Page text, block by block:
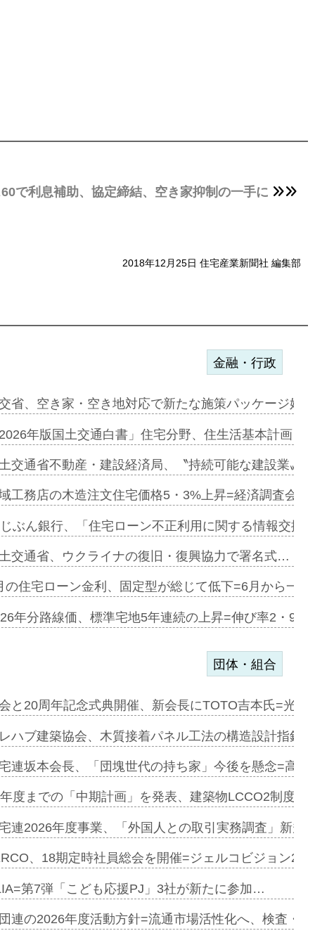
で利息補助、協定締結、空き家抑制の一手に
2018年12月25日 住宅産業新聞社 編集部
ミーレキ…
も城南エ…
合型の賃…
ンカフェ…
業=お互…
コリビング…
る2階建…
第1弾が開…
金融・行政
省、空き家・空き地対応で新たな施策パッケージ始
年版国土交通白書」住宅分野、住生活基本計画を
交通省不動産・建設経済局、〝持続可能な建設業〟
工務店の木造注文住宅価格5・3%上昇=経済調査会
ぶん銀行、「住宅ローン不正利用に関する情報交換
交通省、ウクライナの復旧・復興協力で署名式…
の住宅ローン金利、固定型が総じて低下=6月から一
年分路線価、標準宅地5年連続の上昇=伸び率2・
加=リンナ…
見込む=…
開始=三協…
分譲M専用…
団体・組合
と20周年記念式典開催、新会長にTOTO吉本氏=光
ハブ建築協会、木質接着パネル工法の構造設計指針
連坂本会長、「団塊世代の持ち家」今後を懸念=高
度までの「中期計画」を発表、建築物LCCO2制度
連2026年度事業、「外国人との取引実務調査」新規
、18期定時社員総会を開催=ジェルコビジョン
第7弾「こども応援PJ」3社が新たに参加…
連の2026年度活動方針=流通市場活性化へ、検査・